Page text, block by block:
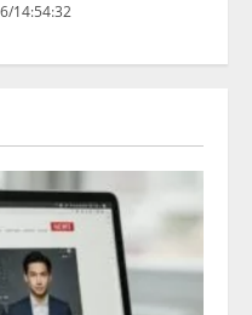
14:54:32
」および新サービ
者発表会を開催
17:53:45
接続機能を強化
設定操作できる機能を